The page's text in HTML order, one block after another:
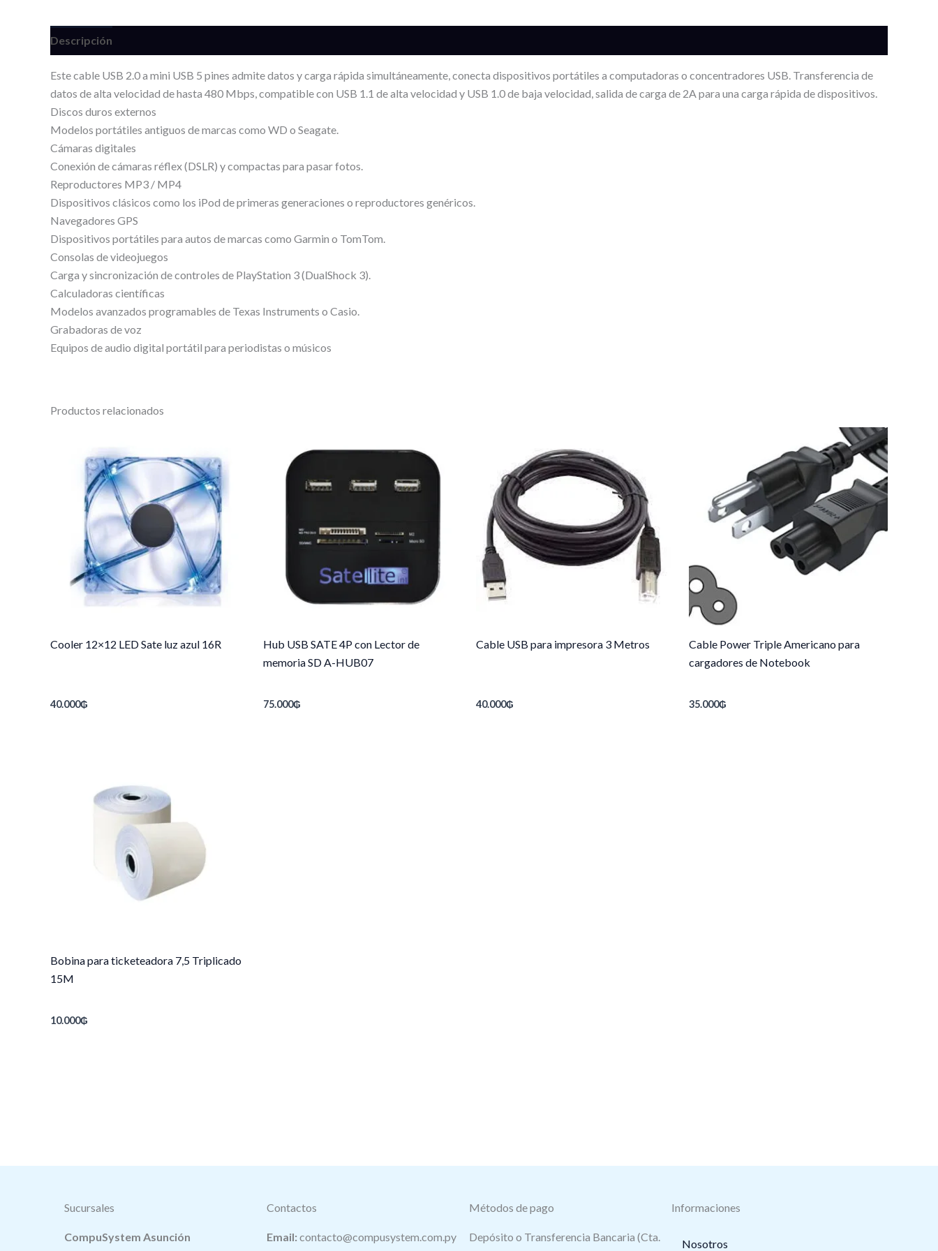
Descripción
Este cable USB 2.0 a mini USB 5 pines admite datos y carga rápida simultáneamente, conecta dispositivos portátiles a computadoras o concentradores USB. Transferencia de
datos de alta velocidad de hasta 480 Mbps, compatible con USB 1.1 de alta velocidad y USB 1.0 de baja velocidad, salida de carga de 2A para una carga rápida de dispositivos.
Discos duros externos
Modelos portátiles antiguos de marcas como WD o Seagate.
Cámaras digitales
Conexión de cámaras réflex (DSLR) y compactas para pasar fotos.
Reproductores MP3 / MP4
Dispositivos clásicos como los iPod de primeras generaciones o reproductores genéricos.
Navegadores GPS
Dispositivos portátiles para autos de marcas como Garmin o TomTom.
Consolas de videojuegos
Carga y sincronización de controles de PlayStation 3 (DualShock 3).
Calculadoras científicas
Modelos avanzados programables de Texas Instruments o Casio.
Grabadoras de voz
Equipos de audio digital portátil para periodistas o músicos
Productos relacionados
Cooler 12×12 LED Sate luz azul 16R
40.000₲
Hub USB SATE 4P con Lector de
memoria SD A-HUB07
75.000₲
Cable USB para impresora 3 Metros
40.000₲
Cable Power Triple Americano para
cargadores de Notebook
35.000₲
Bobina para ticketeadora 7,5 Triplicado
15M
10.000₲
Sucursales Contactos Métodos de pago Informaciones
CompuSystem Asunción
Email: contacto@compusystem.com.py
Depósito o Transferencia Bancaria (Cta.
Nosotros